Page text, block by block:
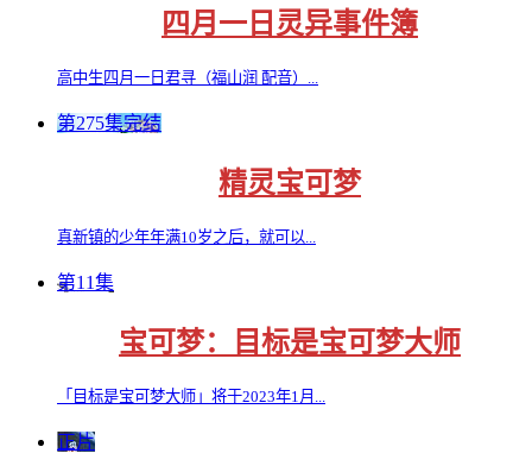
四月一日灵异事件簿
高中生四月一日君寻（福山润 配音）...
第275集完结
精灵宝可梦
真新镇的少年年满10岁之后，就可以...
第11集
宝可梦：目标是宝可梦大师
「目标是宝可梦大师」将于2023年1月...
正片